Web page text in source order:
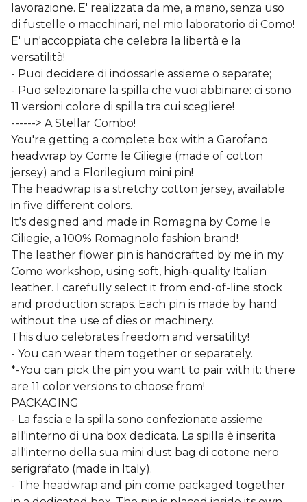
lavorazione. E' realizzata da me, a mano, senza uso
di fustelle o macchinari, nel mio laboratorio di Como!
E' un'accoppiata che celebra la libertà e la
versatilità!
- Puoi decidere di indossarle assieme o separate;
- Puo selezionare la spilla che vuoi abbinare: ci sono
11 versioni colore di spilla tra cui scegliere!
------> A Stellar Combo!
You're getting a complete box with a Garofano
headwrap by Come le Ciliegie (made of cotton
jersey) and a Florilegium mini pin!
The headwrap is a stretchy cotton jersey, available
in five different colors.
It's designed and made in Romagna by Come le
Ciliegie, a 100% Romagnolo fashion brand!
The leather flower pin is handcrafted by me in my
Como workshop, using soft, high-quality Italian
leather. I carefully select it from end-of-line stock
and production scraps. Each pin is made by hand
without the use of dies or machinery.
This duo celebrates freedom and versatility!
- You can wear them together or separately.
*-You can pick the pin you want to pair with it: there
are 11 color versions to choose from!
PACKAGING
- La fascia e la spilla sono confezionate assieme
all'interno di una box dedicata. La spilla è inserita
all'interno della sua mini dust bag di cotone nero
serigrafato (made in Italy).
- The headwrap and pin come packaged together